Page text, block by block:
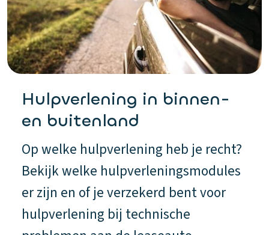
Hulpverlening in binnen-
en buitenland
Op welke hulpverlening heb je recht?
Bekijk welke hulpverleningsmodules
er zijn en of je verzekerd bent voor
hulpverlening bij technische